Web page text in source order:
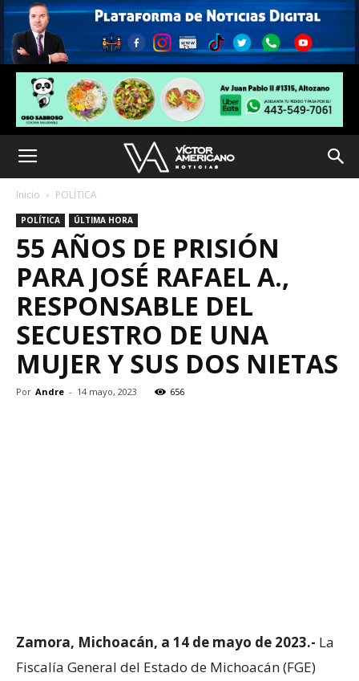
Inicio POLÍTICA
POLÍTICA ÚLTIMA HORA
55 AÑOS DE PRISIÓN
PARA JOSÉ RAFAEL A.,
RESPONSABLE DEL
SECUESTRO DE UNA
MUJER Y SUS DOS NIETAS
Por Andre - 14 mayo, 2023 656
Zamora, Michoacán, a 14 de mayo de 2023.- La
Fiscalía General del Estado de Michoacán (FGE)